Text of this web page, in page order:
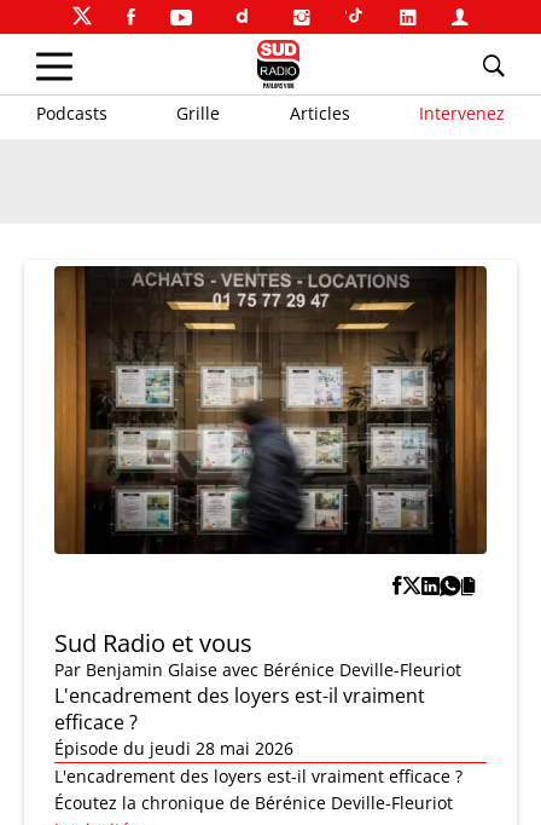
Podcasts Grille Articles Intervenez
Sud Radio et vous
Par Benjamin Glaise avec Bérénice Deville-Fleuriot
L'encadrement des loyers est-il vraiment
efficace ?
Épisode du jeudi 28 mai 2026
L'encadrement des loyers est-il vraiment efficace ?
Écoutez la chronique de Bérénice Deville-Fleuriot